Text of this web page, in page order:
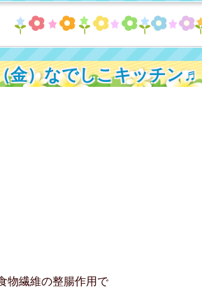
金）なでしこキッチン♬
物繊維の整腸作用で